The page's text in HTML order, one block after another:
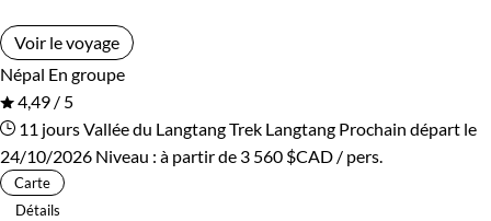
Voir le voyage
Népal En groupe
4,49 / 5
11 joursVallée du LangtangTrek Langtang Prochain départ le
24/10/2026 Niveau : à partir de 3 560 $CAD / pers.
Carte
Détails